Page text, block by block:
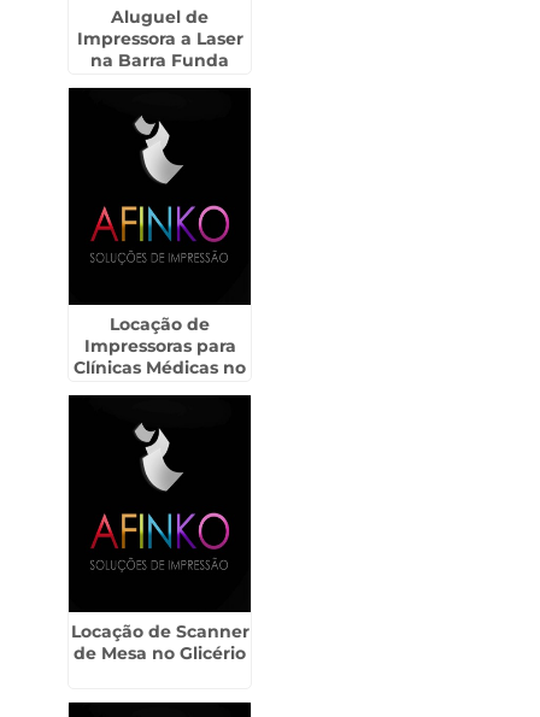
Aluguel de
Impressora a Laser
na Barra Funda
Locação de
Impressoras para
Clínicas Médicas no
Locação de Scanner
de Mesa no Glicério